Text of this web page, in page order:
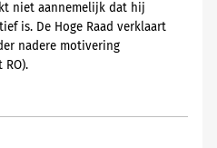
niet aannemelijk dat hij
is. De Hoge Raad verklaart
nadere motivering
RO).